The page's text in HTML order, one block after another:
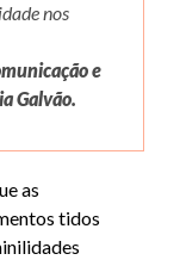
nos
e
Galvão.
as
tidos